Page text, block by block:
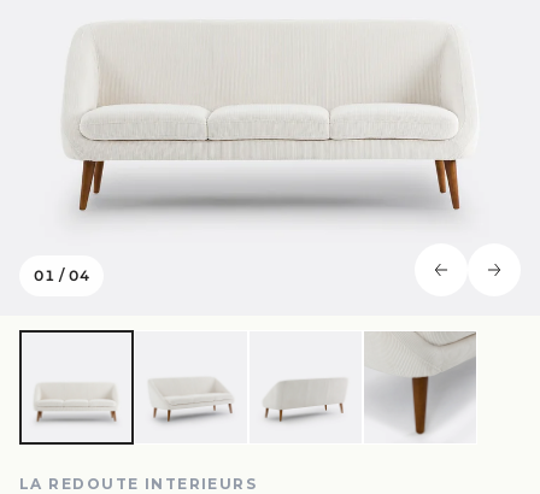
01 /04
LA REDOUTE INTERIEURS